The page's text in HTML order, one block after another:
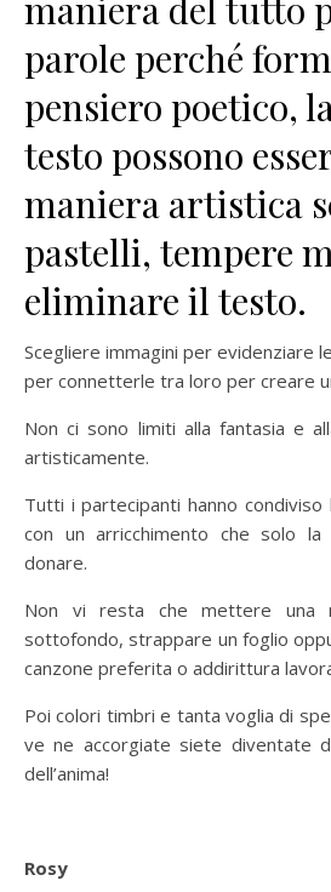
parole perché
pensiero poetico,
testo possono
maniera artistica
pastelli, tempere
eliminare il testo.
Scegliere immagini per evidenziare
per connetterle tra loro per creare
Non ci sono limiti alla fantasia e
artisticamente.
Tutti i partecipanti hanno
con un arricchimento che solo la
donare.
Non vi resta che mettere una
sottofondo, strappare un foglio
canzone preferita o addirittura
Poi colori timbri e tanta voglia di
ve ne accorgiate siete diventate
dell’anima!
Rosy